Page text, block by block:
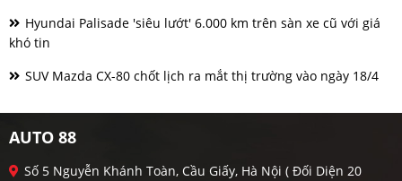
Hyundai Palisade 'siêu lướt' 6.000 km trên sàn xe cũ với giá
khó tin
SUV Mazda CX-80 chốt lịch ra mắt thị trường vào ngày 18/4
AUTO 88
Số 5 Nguyễn Khánh Toàn, Cầu Giấy, Hà Nội ( Đối Diện 20